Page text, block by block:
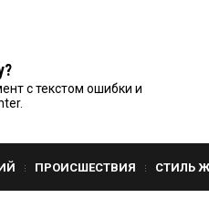
с текстом ошибки и
ПРОИСШЕСТВИЯ СТИЛЬ